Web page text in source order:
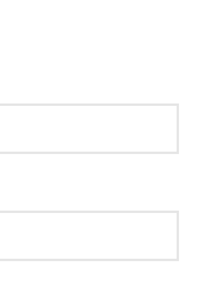
，讓你輕鬆解
，本身條件不是